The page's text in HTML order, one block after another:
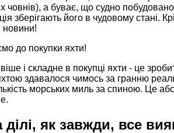
човнів), а буває, що судно
зберігають його в чудовому стані.
новини!
до покупки яхти!
і складне в покупці яхти - це
здавалося чимось за гранню
морських миль за спиною. Це
ділі, як завжди, все